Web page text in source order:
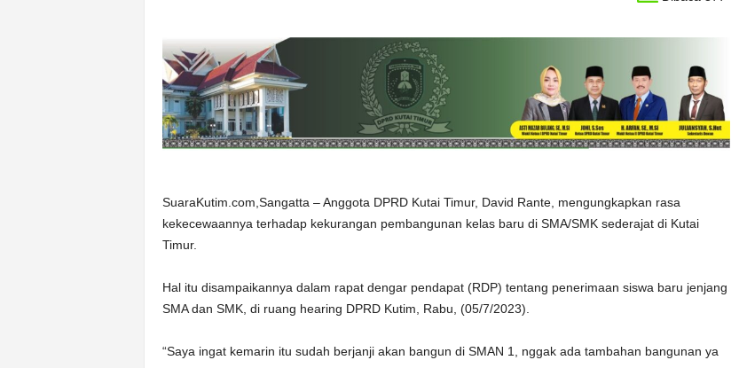
SuaraKutim.com,Sangatta – Anggota DPRD Kutai Timur, David Rante, mengungkapkan rasa
kekecewaannya terhadap kekurangan pembangunan kelas baru di SMA/SMK sederajat di Kutai
Timur.
Hal itu disampaikannya dalam rapat dengar pendapat (RDP) tentang penerimaan siswa baru jenjang
SMA dan SMK, di ruang hearing DPRD Kutim, Rabu, (05/7/2023).
“Saya ingat kemarin itu sudah berjanji akan bangun di SMAN 1, nggak ada tambahan bangunan ya